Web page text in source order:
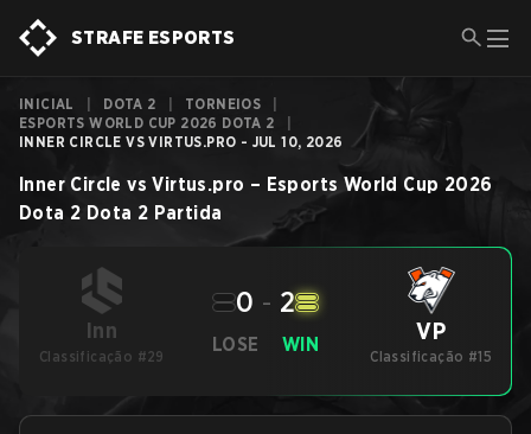
STRAFE ESPORTS
INICIAL DOTA 2 TORNEIOS
ESPORTS WORLD CUP 2026 DOTA 2
INNER CIRCLE VS VIRTUS.PRO - JUL 10, 2026
Inner Circle vs Virtus.pro – Esports World Cup 2026
Dota 2 Dota 2 Partida
Inn
Classificação #29
LOSE
0 - 2
WIN VP
Classificação #15